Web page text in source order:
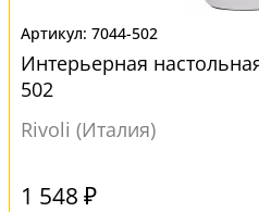
7044-502
Интерьерная
502
Rivoli (Италия)
1 548 ₽